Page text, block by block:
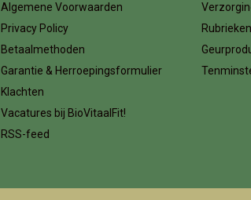
Algemene Voorwaarden
Privacy Policy
Betaalmethoden
Garantie & Herroepingsformulier
Klachten
Vacatures bij BioVitaalFit!
RSS-feed
Rubrieken